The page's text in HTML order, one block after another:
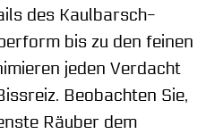
des Kaulbarsch-
bis zu den feinen
jeden Verdacht
Beobachten Sie,
Räuber dem